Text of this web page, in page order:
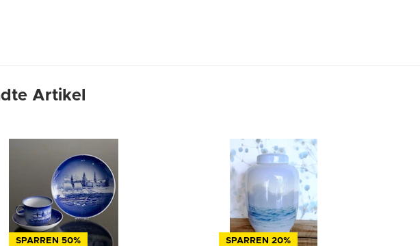
Artikel
SPARREN 50% SPARREN 20%